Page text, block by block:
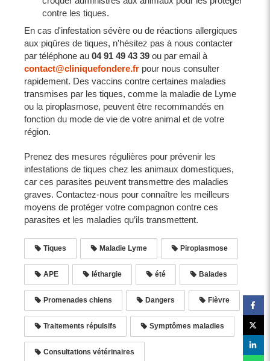
contre les tiques.
En cas d'infestation sévère ou de réactions allergiques
aux piqûres de tiques, n'hésitez pas à nous contacter
par téléphone au 04 91 49 43 39 ou par email à
contact@cliniquefondere.fr pour nous consulter
rapidement. Des vaccins contre certaines maladies
transmises par les tiques, comme la maladie de Lyme
ou la piroplasmose, peuvent être recommandés en
fonction du mode de vie de votre animal et de votre
région.
Prenez des mesures régulières pour prévenir les
infestations de tiques chez les animaux domestiques,
car ces parasites peuvent transmettre des maladies
graves. Contactez-nous pour connaître les meilleurs
moyens de protéger votre compagnon contre ces
parasites et les maladies qu’ils transmettent.
Tiques Maladie Lyme Piroplasmose
APE léthargie été Balades
Promenades chiens Dangers Fièvre
Traitements répulsifs Symptômes maladies
Consultations vétérinaires